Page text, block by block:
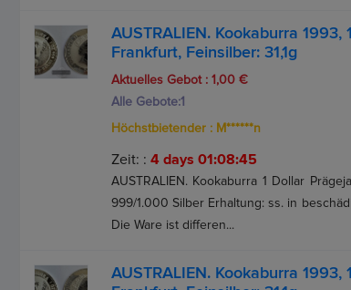
AUSTRALIEN. Kookaburra 1993,
Frankfurt, Feinsilber: 31,1g
Aktuelles Gebot : 1,00 €
Alle Gebote:1
Höchstbietender : M******n
Zeit: : 4 days 01:08:44
AUSTRALIEN. Kookaburra 1 Dollar
999/1.000 Silber Erhaltung: ss. in
Die Ware ist differen...
AUSTRALIEN. Kookaburra 1993,